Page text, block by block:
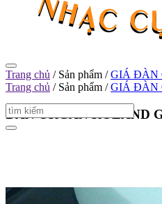
Trang chủ / Sản phẩm / GIÁ ĐÀN
Trang chủ / Sản phẩm / GIÁ ĐÀN
ĐÀN ORGAN ROLAND